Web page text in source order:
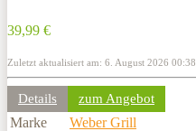
39,99 €
Zuletzt aktualisiert am: 6. August 2026 00:38
Details zum Angebot
Marke Weber Grill